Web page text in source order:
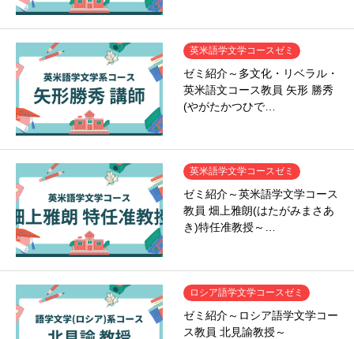
英米語学文学コースゼミ
ゼミ紹介～多文化・リベラル・
英米語文コース教員 矢形 勝秀
(やがたかつひで…
英米語学文学コースゼミ
ゼミ紹介～英米語学文学コース
教員 畑上雅朗(はたがみまさあ
き)特任准教授～…
ロシア語学文学コースゼミ
ゼミ紹介～ロシア語学文学コー
ス教員 北見諭教授～